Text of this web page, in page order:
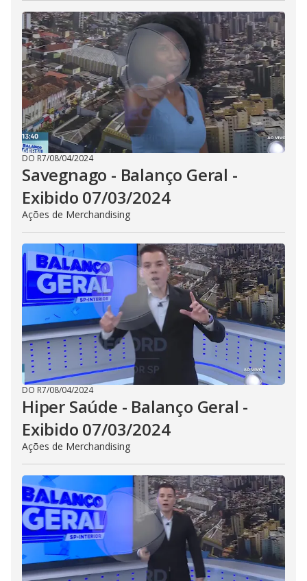
DO R7/08/04/2024
Savegnago - Balanço Geral -
Exibido 07/03/2024
Ações de Merchandising
DO R7/08/04/2024
Hiper Saúde - Balanço Geral -
Exibido 07/03/2024
Ações de Merchandising